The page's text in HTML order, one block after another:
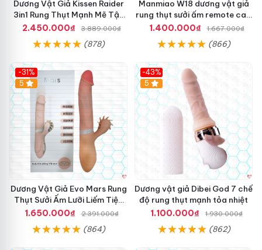
Dương Vật Giả Kissen Raider
3in1 Rung Thụt Mạnh Mẽ Tận
Hưởng
2.450.000₫ 3.889.000₫
(878)
Manmiao W18 dương vật giả
rung thụt sưởi ấm remote cao
cấp
1.400.000₫ 1.667.000₫
(866)
-31%
5
Dương Vật Giả Evo Mars Rung
Thụt Sưởi Ấm Lưỡi Liếm Tiện
Ích
1.650.000₫ 2.391.000₫
(864)
-43%
Hot
5
Dương vật giả Dibei God 7 chế
độ rung thụt mạnh tỏa nhiệt
1.100.000₫
1.930.000₫
(862)